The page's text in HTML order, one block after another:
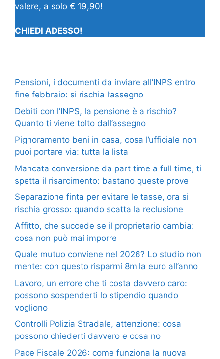
valere, a solo € 19,90!
CHIEDI ADESSO!
Pensioni, i documenti da inviare all’INPS entro
fine febbraio: si rischia l’assegno
Debiti con l’INPS, la pensione è a rischio?
Quanto ti viene tolto dall’assegno
Pignoramento beni in casa, cosa l’ufficiale non
puoi portare via: tutta la lista
Mancata conversione da part time a full time, ti
spetta il risarcimento: bastano queste prove
Separazione finta per evitare le tasse, ora si
rischia grosso: quando scatta la reclusione
Affitto, che succede se il proprietario cambia:
cosa non può mai imporre
Quale mutuo conviene nel 2026? Lo studio non
mente: con questo risparmi 8mila euro all’anno
Lavoro, un errore che ti costa davvero caro:
possono sospenderti lo stipendio quando
vogliono
Controlli Polizia Stradale, attenzione: cosa
possono chiederti davvero e cosa no
Pace Fiscale 2026: come funziona la nuova